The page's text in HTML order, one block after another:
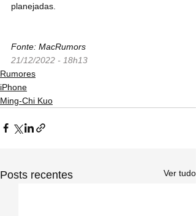
planejadas.
Fonte: MacRumors
21/12/2022 - 18h13
Rumores
iPhone
Ming-Chi Kuo
Posts recentes Ver tudo